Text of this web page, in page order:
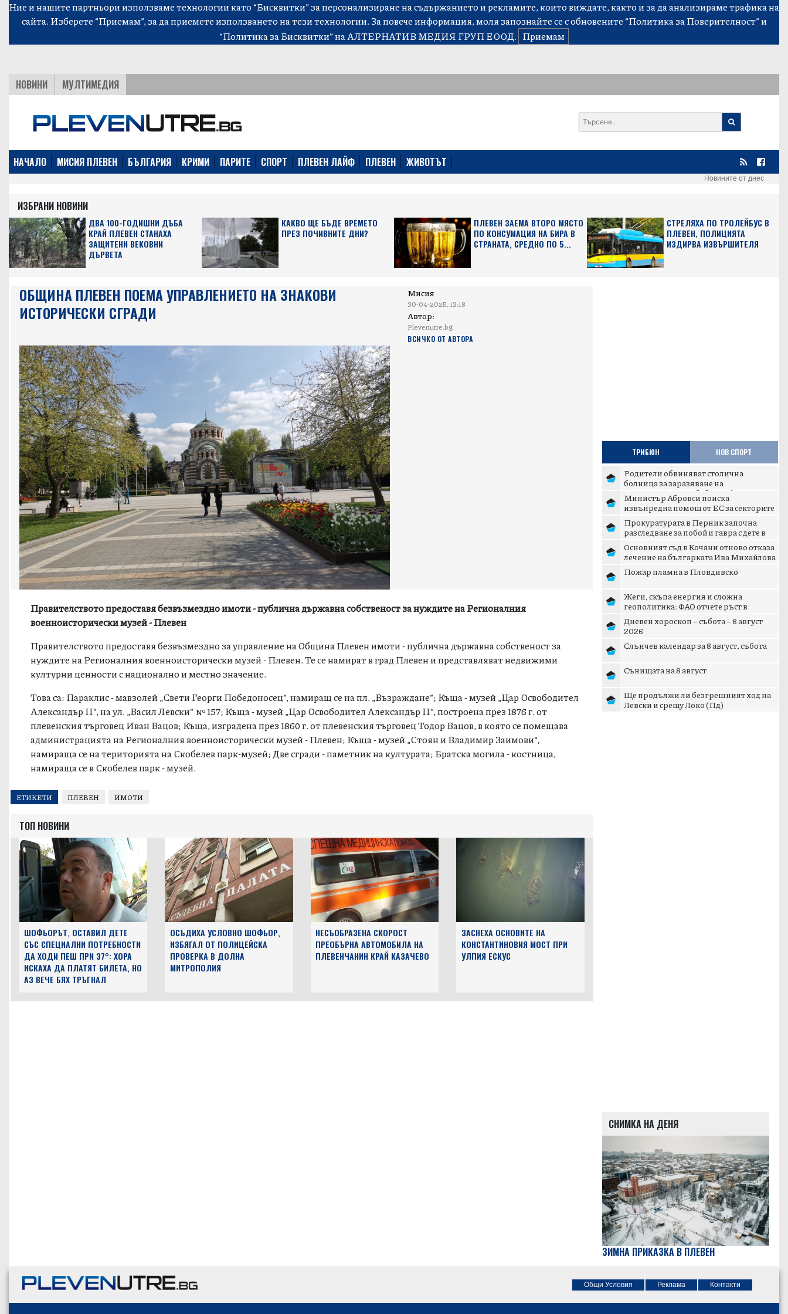
Ние и нашите партньори използваме технологии като “Бисквитки” за персонализиране на съдържанието и рекламите, които виждате, както и за да анализираме трафика на
сайта. Изберете “Приемам”, за да приемете използването на тези технологии. За повече информация, моля запознайте се с обновените“Политика за Поверителност”и
“Политика за Бисквитки”на АЛТЕРНАТИВ МЕДИЯ ГРУП ЕООД. Приемам
НОВИНИ МУЛТИМЕДИЯ
НАЧАЛО МИСИЯ ПЛЕВЕН БЪЛГАРИЯ КРИМИ ПАРИТЕ СПОРТ ПЛЕВЕН ЛАЙФ ПЛЕВЕН ЖИВОТЪТ
Новините от днес
ИЗБРАНИ НОВИНИ
ДВА 100-ГОДИШНИ ДЪБА
КРАЙ ПЛЕВЕН СТАНАХА
ЗАЩИТЕНИ ВЕКОВНИ
ДЪРВЕТА
КАКВО ЩЕ БЪДЕ ВРЕМЕТО
ПРЕЗ ПОЧИВНИТЕ ДНИ?
ПЛЕВЕН ЗАЕМА ВТОРО МЯСТО
ПО КОНСУМАЦИЯ НА БИРА В
СТРАНАТА, СРЕДНО ПО 5...
СТРЕЛЯХА ПО ТРОЛЕЙБУС В
ПЛЕВЕН, ПОЛИЦИЯТА
ИЗДИРВА ИЗВЪРШИТЕЛЯ
ОБЩИНА ПЛЕВЕН ПОЕМА УПРАВЛЕНИЕТО НА ЗНАКОВИ
ИСТОРИЧЕСКИ СГРАДИ
Мисия
30-04-2025, 13:18
Автор:
Plevenutre.bg
ВСИЧКО ОТ АВТОРА
Правителството предоставя безвъзмездно имоти - публична държавна собственост за нуждите на Регионалния
военноисторически музей - Плевен
Правителството предоставя безвъзмездно за управление на Oбщина Плевен имоти - публична държавна собственост за
нуждите на Регионалния военноисторически музей - Плевен. Те се намират в град Плевен и представляват недвижими
културни ценности с национално и местно значение.
Това са: Параклис - мавзолей „Свети Георги Победоносец“, намиращ се на пл. „Възраждане“; Къща - музей „Цар Освободител
Александър II“, на ул. „Васил Левски“ № 157; Къща - музей „Цар Освободител Александър II“, построена през 1876 г. от
плевенския търговец Иван Вацов; Къща, изградена през 1860 г. от плевенския търговец Тодор Вацов, в която се помещава
администрацията на Регионалния военноисторически музей - Плевен; Къща - музей „Стоян и Владимир Заимови“,
намираща се на територията на Скобелев парк-музей; Две сгради - паметник на културата; Братска могила - костница,
намираща се в Скобелев парк - музей.
ЕТИКЕТИ ПЛЕВЕН ИМОТИ
ТОП НОВИНИ
ШОФЬОРЪТ, ОСТАВИЛ ДЕТЕ
СЪС СПЕЦИАЛНИ ПОТРЕБНОСТИ
ДА ХОДИ ПЕШ ПРИ 37°: ХОРА
ИСКАХА ДА ПЛАТЯТ БИЛЕТА, НО
АЗ ВЕЧЕ БЯХ ТРЪГНАЛ
ОСЪДИХА УСЛОВНО ШОФЬОР,
ИЗБЯГАЛ ОТ ПОЛИЦЕЙСКА
ПРОВЕРКА В ДОЛНА
МИТРОПОЛИЯ
НЕСЪОБРАЗЕНА СКОРОСТ
ПРЕОБЪРНА АВТОМОБИЛА НА
ПЛЕВЕНЧАНИН КРАЙ КАЗАЧЕВО
ЗАСНЕХА ОСНОВИТЕ НА
КОНСТАНТИНОВИЯ МОСТ ПРИ
УЛПИЯ ЕСКУС
ТРИБЮН НОВ СПОРТ
Родители обвиняват столична
болница за заразяване на
новороденото им бебе с инфекция
Министър Абровси поиска
извънредна помощ от ЕС за секторите
млекопроизводство и свиневъдст...
Прокуратурата в Перник започна
разследване за побой и гавра с дете в
Радомир
Основният съд в Кочани отново отказа
лечение на българката Ива Михайлова
Пожар пламна в Пловдивско
Жеги, скъпа енергия и сложна
геополитика: ФАО отчете ръст в
световните цени на храните
Дневен хороскоп – събота – 8 август
2026
Слънчев календар за 8 август, събота
Сънищата на 8 август
Ще продължи ли безгрешният ход на
Левски и срещу Локо (Пд)
СНИМКА НА ДЕНЯ
ЗИМНА ПРИКАЗКА В ПЛЕВЕН
Общи Условия Реклама Контакти